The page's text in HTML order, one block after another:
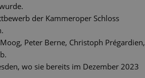
der Kammeroper Schloss
Peter Berne, Christoph Prégardien,
wo sie bereits im Dezember 2023